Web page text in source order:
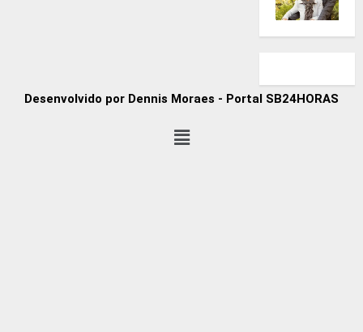
Desenvolvido por Dennis Moraes - Portal SB24HORAS